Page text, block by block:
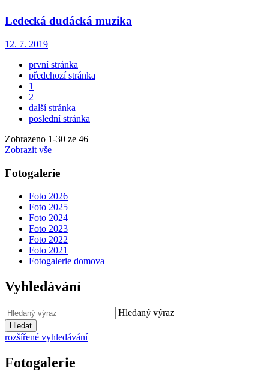
Ledecká dudácká muzika
12. 7. 2019
první stránka
předchozí stránka
1
2
další stránka
poslední stránka
Zobrazeno 1-30 ze 46
Zobrazit vše
Fotogalerie
Foto 2026
Foto 2025
Foto 2024
Foto 2023
Foto 2022
Foto 2021
Fotogalerie domova
Vyhledávání
Hledaný výraz
Hledat
rozšířené vyhledávání
Fotogalerie